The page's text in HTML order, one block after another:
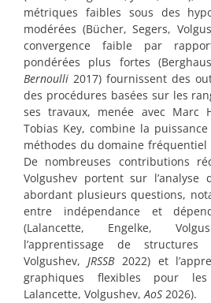
métriques faibles sous des
modérées (Bücher, Segers,
convergence faible par
pondérées plus fortes
Bernoulli2017) fournissent des
des procédures basées sur les
ses travaux, menée avec Marc
Tobias Key, combine la
méthodes du domaine fréquentiel
De nombreuses contributions
Volgushev portent sur l’analyse
abordant plusieurs questions,
entre indépendance et
(Lalancette, Engelke,
l’apprentissage de
Volgushev,JRSSB2022) et
graphiques flexibles pour les
Lalancette, Volgushev,AoS2026).